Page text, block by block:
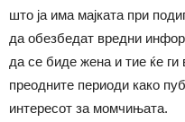
што ја има мајката при
да обезбедат вредни
да се биде жена и тие ќе ги
преодните периоди како
интересот за момчињата.